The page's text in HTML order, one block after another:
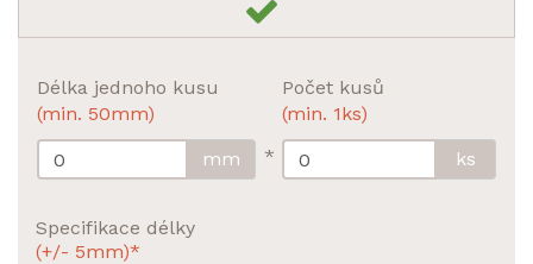
Délka jednoho kusu
(min. 50mm)
mm
*
Počet kusů
(min. 1ks)
ks
Specifikace délky
(+/- 5mm)*